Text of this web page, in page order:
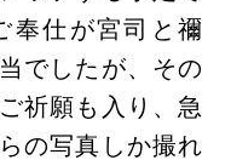
奉仕が宮司と禰
でしたが、その
祈願も入り、急
の写真しか撮れ